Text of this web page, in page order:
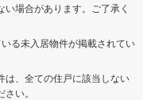
場合があります。ご了承く
る未入居物件が掲載されてい
は、全ての住戸に該当しない
い。